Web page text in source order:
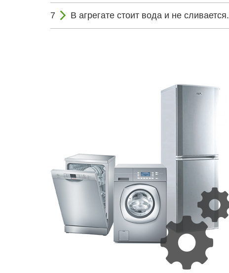
В агрегате стоит вода и не сливается.